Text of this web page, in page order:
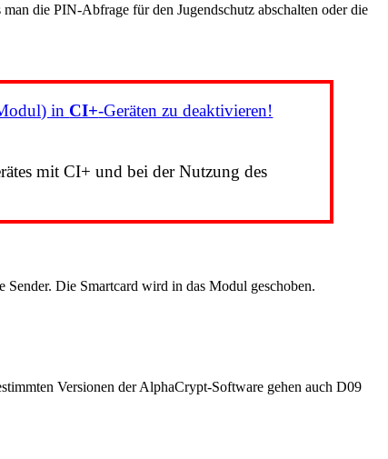
die PIN-Abfrage für den Jugendschutz abschalten oder die
in CI+-Geräten zu deaktivieren!
mit CI+ und bei der Nutzung des
Die Smartcard wird in das Modul geschoben.
Versionen der AlphaCrypt-Software gehen auch D09